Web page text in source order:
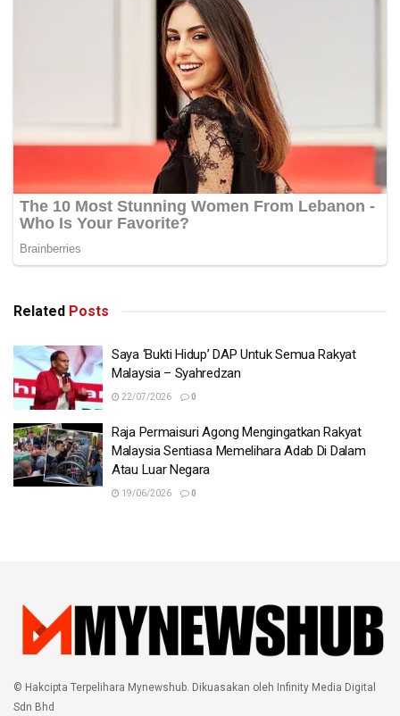
Related Posts
Saya ‘Bukti Hidup’ DAP Untuk Semua Rakyat
Malaysia – Syahredzan
22/07/2026 0
Raja Permaisuri Agong Mengingatkan Rakyat
Malaysia Sentiasa Memelihara Adab Di Dalam
Atau Luar Negara
19/06/2026 0
© Hakcipta Terpelihara Mynewshub. Dikuasakan oleh Infinity Media Digital
Sdn Bhd